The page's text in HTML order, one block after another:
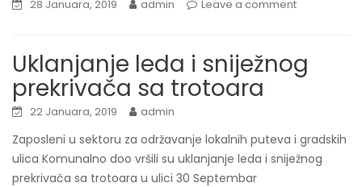
28 Januara, 2019 admin Leave a comment
Uklanjanje leda i sniježnog
prekrivača sa trotoara
22 Januara, 2019 admin
Zaposleni u sektoru za održavanje lokalnih puteva i gradskih
ulica Komunalno doo vršili su uklanjanje leda i sniježnog
prekrivača sa trotoara u ulici 30 Septembar